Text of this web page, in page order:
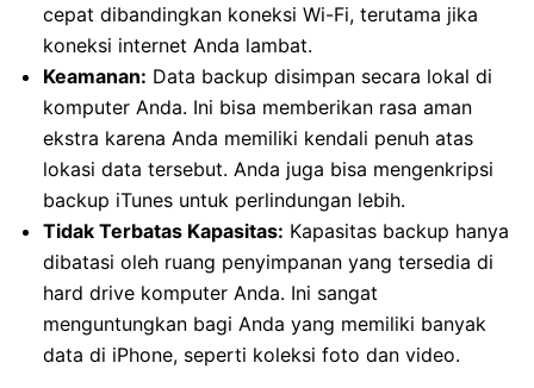
cepat dibandingkan koneksi Wi-Fi, terutama jika
koneksi internet Anda lambat.
Keamanan: Data backup disimpan secara lokal di
komputer Anda. Ini bisa memberikan rasa aman
ekstra karena Anda memiliki kendali penuh atas
lokasi data tersebut. Anda juga bisa mengenkripsi
backup iTunes untuk perlindungan lebih.
Tidak Terbatas Kapasitas: Kapasitas backup hanya
dibatasi oleh ruang penyimpanan yang tersedia di
hard drive komputer Anda. Ini sangat
menguntungkan bagi Anda yang memiliki banyak
data di iPhone, seperti koleksi foto dan video.